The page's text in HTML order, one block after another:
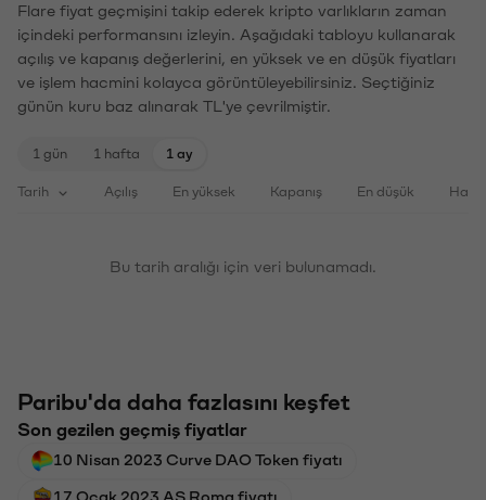
Flare fiyat geçmişini takip ederek kripto varlıkların zaman
içindeki performansını izleyin. Aşağıdaki tabloyu kullanarak
açılış ve kapanış değerlerini, en yüksek ve en düşük fiyatları
ve işlem hacmini kolayca görüntüleyebilirsiniz. Seçtiğiniz
günün kuru baz alınarak TL'ye çevrilmiştir.
1 gün 1 hafta 1 ay
Tarih Açılış En yüksek Kapanış En düşük
Bu tarih aralığı için veri bulunamadı.
Paribu'da daha fazlasını keşfet
Son gezilen geçmiş fiyatlar
10 Nisan 2023 Curve DAO Token fiyatı
17 Ocak 2023 AS Roma fiyatı